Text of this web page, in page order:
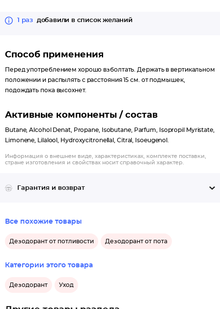
1 раз добавили в список желаний
Способ применения
Перед употреблением хорошо взболтать. Держать в вертикальном
положении и распылять с расстояния 15 см. от подмышек,
подождать пока высохнет.
Активные компоненты / состав
Butane, Alcohol Denat, Propane, Isobutane, Parfum, Isopropil Myristate,
Limonene, Lilalool, Hydroxycitronellal, Citral, Isoeugenol.
Информация о внешнем виде, характеристиках, комплекте поставки,
стране изготовления и свойствах носит справочный характер.
Гарантия и возврат
Все похожие товары
Дезодорант от потливости Дезодорант от пота
Категории этого товара
Дезодорант Уход